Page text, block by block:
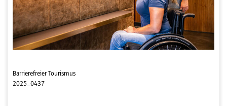
Barrierefreier Tourismus
2025_0437